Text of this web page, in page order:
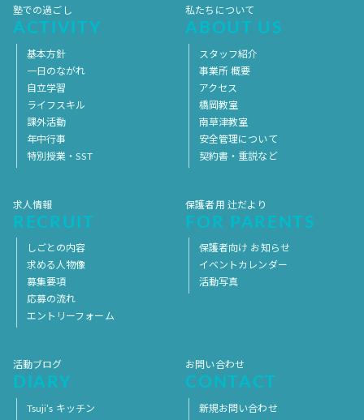
塾での過ごし
ACTIVITY
基本方針
一日のながれ
自立学習
ライフスキル
課外活動
年中行事
特別授業・SST
私たちについて
ABOUT US
スタッフ紹介
事業所 概要
アクセス
橋岡教室
南草津教室
安全管理について
契約書・重説など
求人情報
RECRUIT
しごとの内容
求める人物像
募集要項
応募の流れ
エントリーフォーム
保護者用 辻だより
FOR PARENTS
保護者向け お知らせ
イベントカレンダー
活動写真
活動ブログ
DIARY
Tsuji’s キッチン
お問い合わせ
CONTACT
新規お問い合わせ